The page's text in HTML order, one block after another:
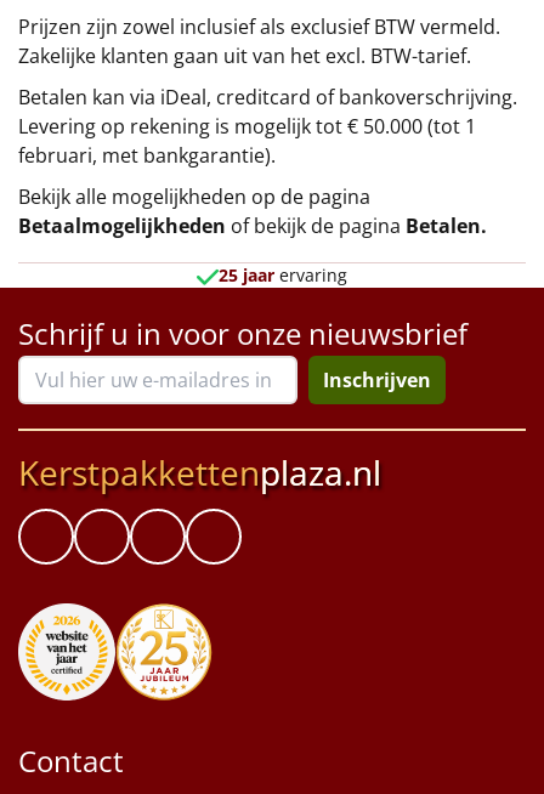
Prijzen zijn zowel inclusief als exclusief BTW vermeld.
Zakelijke klanten gaan uit van het excl. BTW-tarief.
Betalen kan via iDeal, creditcard of bankoverschrijving.
Levering op rekening is mogelijk tot € 50.000 (tot 1
februari, met bankgarantie).
Bekijk alle mogelijkheden op de pagina
Betaalmogelijkheden of bekijk de pagina Betalen.
25 jaar ervaring
Schrijf u in voor onze nieuwsbrief
Inschrijven
Kerstpakkettenplaza.nl
Contact